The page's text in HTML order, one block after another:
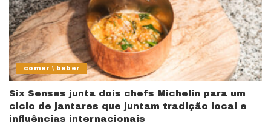
comer \ beber
Six Senses junta dois chefs Michelin para um
ciclo de jantares que juntam tradição local e
influências internacionais